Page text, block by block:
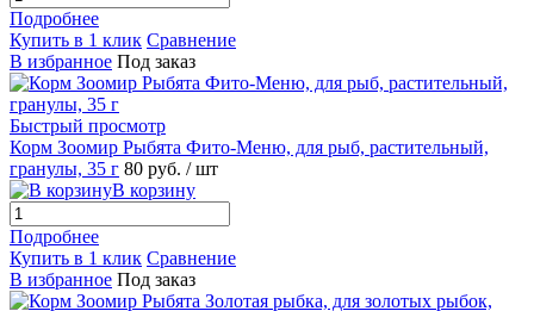
Подробнее
Купить в 1 клик Сравнение
В избранное Под заказ
Быстрый просмотр
Корм Зоомир Рыбята Фито-Меню, для рыб, растительный,
гранулы, 35 г 80 руб. / шт
В корзину
Подробнее
Купить в 1 клик Сравнение
В избранное Под заказ